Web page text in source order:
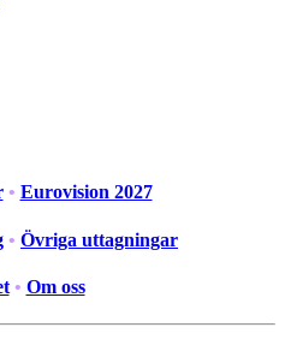
• Eurovision 2027
• Övriga uttagningar
• Om oss